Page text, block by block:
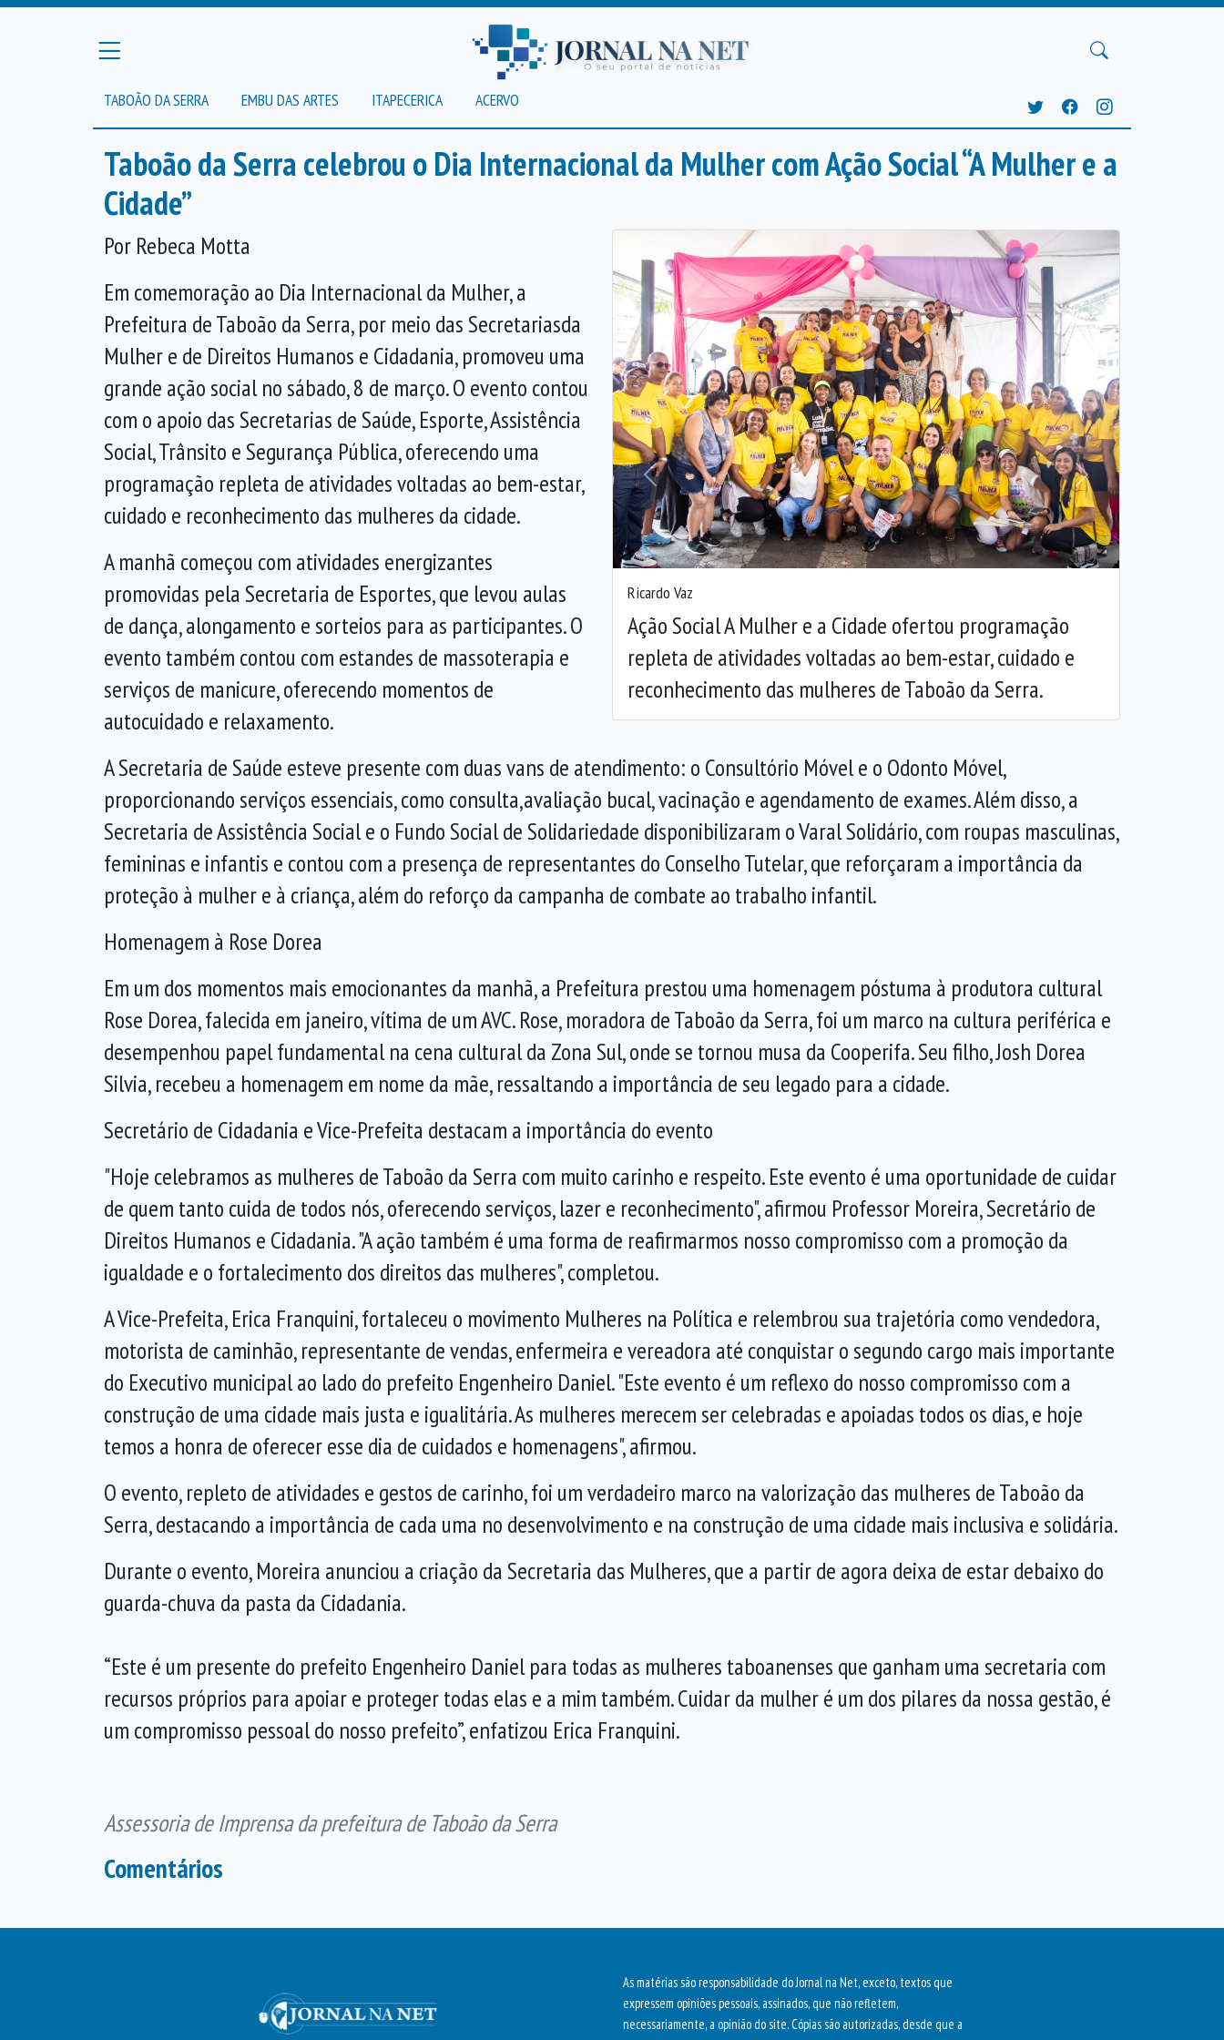
TABOÃO DA SERRA EMBU DAS ARTES ITAPECERICA ACERVO
Taboão da Serra celebrou o Dia Internacional da Mulher com Ação Social “A Mulher e a
Cidade”
Ricardo Vaz
Ação Social A Mulher e a Cidade ofertou programação
repleta de atividades voltadas ao bem-estar, cuidado e
reconhecimento das mulheres de Taboão da Serra.
Anterior Próxima
Por Rebeca Motta
Em comemoração ao Dia Internacional da Mulher, a
Prefeitura de Taboão da Serra, por meio dasSecretariasda
Mulher e de Direitos Humanos e Cidadania, promoveu uma
grande ação socialno sábado, 8 de março. O evento contou
com o apoio das Secretarias de Saúde, Esporte, Assistência
Social, Trânsito e Segurança Pública, oferecendo uma
programação repleta de atividades voltadas ao bem-estar,
cuidado e reconhecimento das mulheres da cidade.
A manhã começou com atividades energizantes
promovidas pela Secretaria de Esportes, que levou aulas
de dança, alongamento e sorteios para as participantes. O
evento também contou com estandes de massoterapia e
serviços de manicure, oferecendo momentos de
autocuidado e relaxamento.
A Secretaria de Saúde esteve presente com duas vans de atendimento: o Consultório Móvel e o Odonto Móvel,
proporcionando serviços essenciais, como consulta,avaliação bucal,vacinação e agendamento de exames. Além disso, a
Secretaria de Assistência Sociale o Fundo Social de Solidariedade disponibilizaram o Varal Solidário, com roupas masculinas,
femininas e infantis e contou com a presença de representantes do Conselho Tutelar, que reforçaram a importância da
proteção à mulher e à criança, além do reforço da campanha de combate ao trabalho infantil.
Homenagem à Rose Dorea
Em um dos momentos mais emocionantes da manhã, a Prefeitura prestou uma homenagem póstuma à produtora cultural
Rose Dorea, falecida em janeiro, vítima de um AVC. Rose, moradora de Taboão da Serra, foi um marco na cultura periférica e
desempenhou papel fundamental na cena cultural da Zona Sul, onde se tornou musa da Cooperifa. Seu filho, Josh Dorea
Silvia, recebeu a homenagem em nome da mãe, ressaltando a importância de seu legado para a cidade.
Secretário de Cidadania e Vice-Prefeita destacam a importância do evento
"Hoje celebramos as mulheres de Taboão da Serra com muito carinho e respeito. Este evento é uma oportunidade de cuidar
de quem tanto cuida de todos nós, oferecendo serviços, lazer e reconhecimento", afirmou Professor Moreira, Secretário de
Direitos Humanos e Cidadania. "A ação também é uma forma de reafirmarmos nosso compromisso com a promoção da
igualdade e o fortalecimento dos direitos das mulheres", completou.
A Vice-Prefeita, Erica Franquini, fortaleceu o movimento Mulheres na Política e relembrou sua trajetória como vendedora,
motorista de caminhão, representante de vendas, enfermeira e vereadora até conquistar o segundo cargo mais importante
do Executivo municipal ao lado do prefeito Engenheiro Daniel. "Este evento é um reflexo do nosso compromisso com a
construção de uma cidade mais justa e igualitária. As mulheres merecem ser celebradas e apoiadas todos os dias, e hoje
temos a honra de oferecer esse dia de cuidados e homenagens", afirmou.
O evento, repleto de atividades e gestos de carinho, foi um verdadeiro marco na valorização das mulheres de Taboão da
Serra, destacando a importância de cada uma no desenvolvimento e na construção de uma cidade mais inclusiva e solidária.
Durante o evento, Moreira anunciou a criação da Secretaria das Mulheres, que a partir de agora deixa de estar debaixo do
guarda-chuva da pasta da Cidadania.
“Este é um presente do prefeito Engenheiro Daniel para todas as mulheres taboanenses que ganham uma secretaria com
recursos próprios para apoiar e proteger todas elas e a mim também. Cuidar da mulher é um dos pilares da nossa gestão, é
um compromisso pessoal do nosso prefeito”, enfatizou Erica Franquini.
Assessoria de Imprensa da prefeitura de Taboão da Serra
Comentários
As matérias são responsabilidade do Jornal na Net, exceto, textos que
expressem opiniões pessoais, assinados, que não refletem,
necessariamente, a opinião do site. Cópias são autorizadas, desde que a